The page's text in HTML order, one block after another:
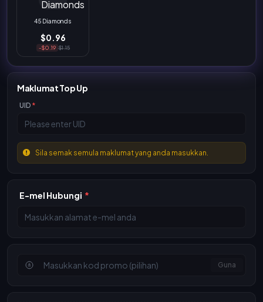
45 Diamonds
$0.96
-$0.19 $1.15
Maklumat Top Up
UID *
Sila semak semula maklumat yang anda masukkan.
E-mel Hubungi *
Guna